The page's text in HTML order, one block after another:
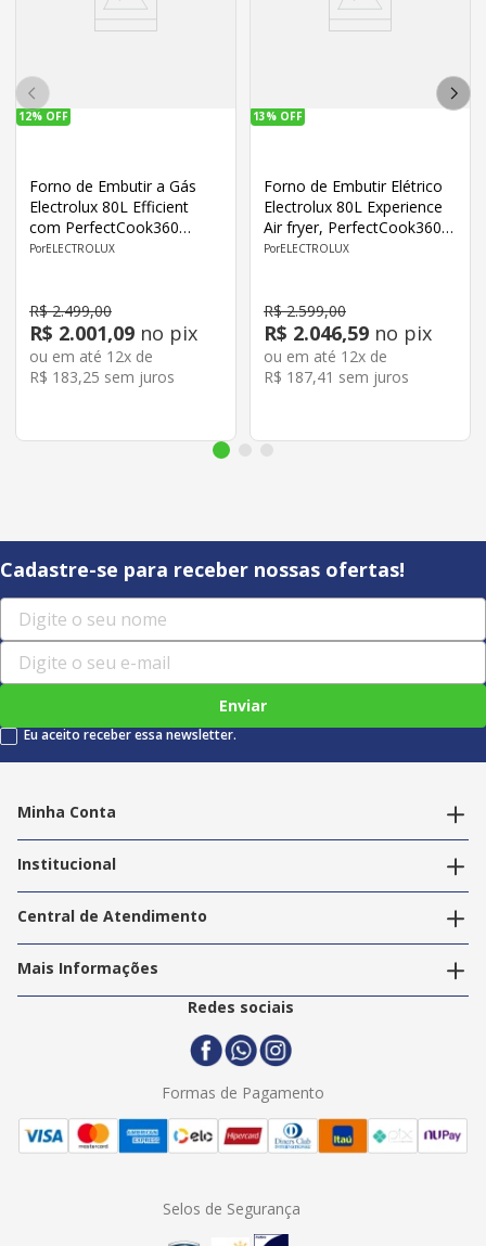
12% OFF
Forno de Embutir a Gás
Electrolux 80L Efficient
com PerfectCook360
OE8GH 220V Preto
ELECTROLUX
R$ 2.499,00
R$ 2.001,09 no pix
ou em até 12x de
R$ 183,25 sem juros
13% OFF
Forno de Embutir Elétrico
Electrolux 80L Experience
Air fryer, PerfectCook360 e
Painel Touch OE8EA 220V
ELECTROLUX
R$ 2.599,00
R$ 2.046,59 no pix
ou em até 12x de
R$ 187,41 sem juros
Cadastre-se para receber nossas ofertas!
Enviar
Eu aceito receber essa newsletter.
Minha Conta
Editar endereços
Institucional
Nossas Lojas
Trabalhe Conosco
Central de Atendimento
Política de Privacidade
Termos e Condições
Politica de Entrega
Mais Informações
2ª Via Nota Fiscal
Redes sociais
Formas de Pagamento
Selos de Segurança